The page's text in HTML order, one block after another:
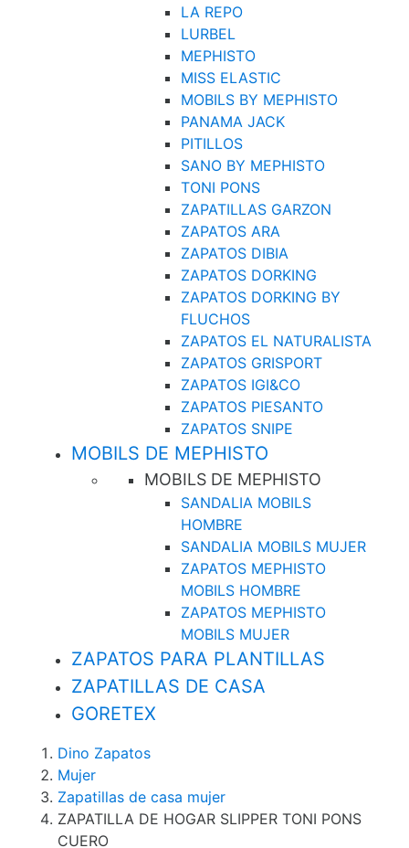
LA REPO
LURBEL
MEPHISTO
MISS ELASTIC
MOBILS BY MEPHISTO
PANAMA JACK
PITILLOS
SANO BY MEPHISTO
TONI PONS
ZAPATILLAS GARZON
ZAPATOS ARA
ZAPATOS DIBIA
ZAPATOS DORKING
ZAPATOS DORKING BY
FLUCHOS
ZAPATOS EL NATURALISTA
ZAPATOS GRISPORT
ZAPATOS IGI&CO
ZAPATOS PIESANTO
ZAPATOS SNIPE
MOBILS DE MEPHISTO
MOBILS DE MEPHISTO
SANDALIA MOBILS
HOMBRE
SANDALIA MOBILS MUJER
ZAPATOS MEPHISTO
MOBILS HOMBRE
ZAPATOS MEPHISTO
MOBILS MUJER
ZAPATOS PARA PLANTILLAS
ZAPATILLAS DE CASA
GORETEX
Dino Zapatos
Mujer
Zapatillas de casa mujer
ZAPATILLA DE HOGAR SLIPPER TONI PONS
CUERO